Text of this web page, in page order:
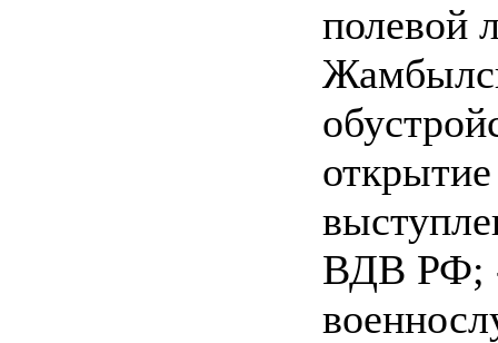
полевой
ВДВ РФ; -